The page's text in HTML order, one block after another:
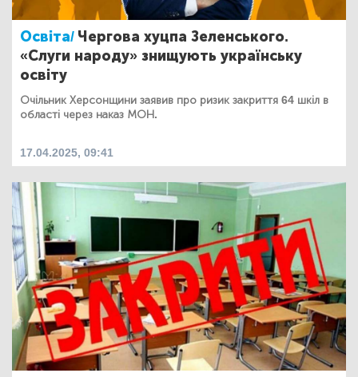
Освіта/ Чергова хуцпа Зеленського.
«Слуги народу» знищують українську
освіту
Очільник Херсонщини заявив про ризик закриття 64 шкіл в
області через наказ МОН.
17.04.2025, 09:41